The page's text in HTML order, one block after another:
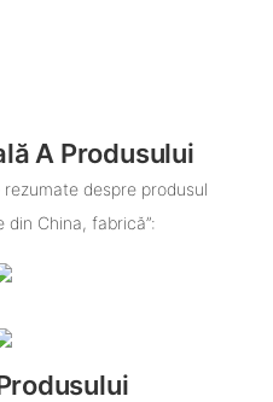
A Produsului
despre produsul
din China, fabrică”: